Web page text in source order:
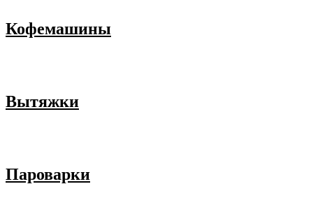
Кофемашины
Вытяжки
Пароварки